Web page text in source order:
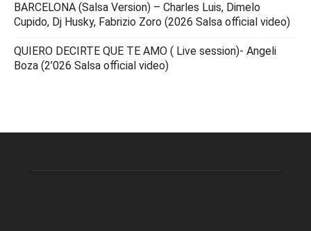
BARCELONA (Salsa Version) – Charles Luis, Dimelo
Cupido, Dj Husky, Fabrizio Zoro (2026 Salsa official video)
QUIERO DECIRTE QUE TE AMO ( Live session)- Angeli
Boza (2’026 Salsa official video)